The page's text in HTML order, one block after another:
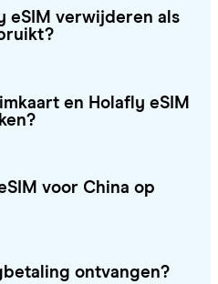
eSIM verwijderen als
en Holafly eSIM
voor China op
ontvangen?